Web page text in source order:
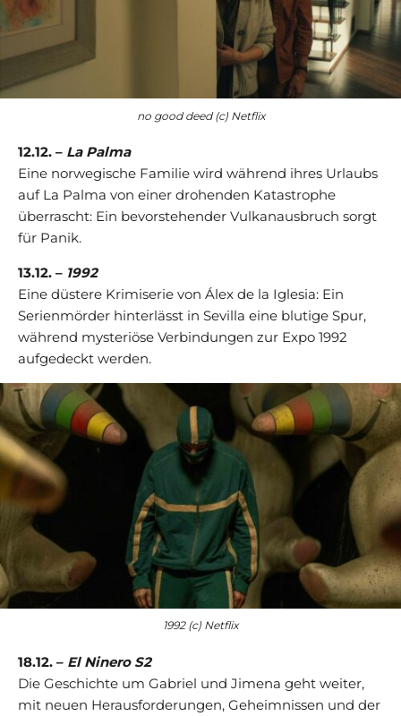
no good deed (c) Netflix
12.12. – La Palma
Eine norwegische Familie wird während ihres Urlaubs
auf La Palma von einer drohenden Katastrophe
überrascht: Ein bevorstehender Vulkanausbruch sorgt
für Panik.
13.12. – 1992
Eine düstere Krimiserie von Álex de la Iglesia: Ein
Serienmörder hinterlässt in Sevilla eine blutige Spur,
während mysteriöse Verbindungen zur Expo 1992
aufgedeckt werden.
1992 (c) Netflix
18.12. – El Ninero S2
Die Geschichte um Gabriel und Jimena geht weiter,
mit neuen Herausforderungen, Geheimnissen und der